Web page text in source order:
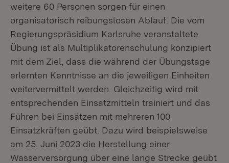
weitere 60 Personen sorgen für einen
organisatorisch reibungslosen Ablauf. Die vom
Regierungspräsidium Karlsruhe veranstaltete
Übung ist als Multiplikatorenschulung konzipiert
mit dem Ziel, dass die während der Übungstage
erlernten Kenntnisse an die jeweiligen Einheiten
weitervermittelt werden. Gleichzeitig wird mit
entsprechenden Einsatzmitteln trainiert und das
Führen bei Einsätzen mit mehreren 100
Einsatzkräften geübt. Dazu wird beispielsweise
am 25. Juni 2023 die Herstellung einer
Wasserversorgung über eine lange Strecke geübt